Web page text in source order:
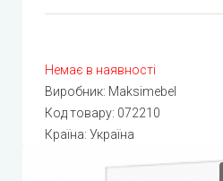
Немає в наявності
Виробник: Maksimebel
Код товару: 072210
Країна: Україна